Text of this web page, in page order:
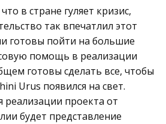
в стране гуляет кризис,
так впечатлил этот
готовы пойти на большие
помощь в реализации
готовы сделать все, чтобы
Urus появился на свет.
реализации проекта от
будет представление